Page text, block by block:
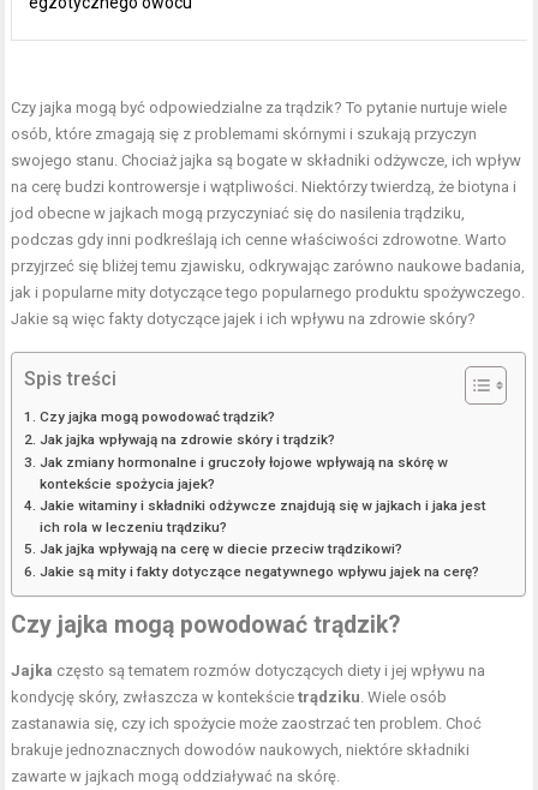
Czy jajka mogą być odpowiedzialne za trądzik? To pytanie nurtuje wiele
osób, które zmagają się z problemami skórnymi i szukają przyczyn
swojego stanu. Chociaż jajka są bogate w składniki odżywcze, ich wpływ
na cerę budzi kontrowersje i wątpliwości. Niektórzy twierdzą, że biotyna i
jod obecne w jajkach mogą przyczyniać się do nasilenia trądziku,
podczas gdy inni podkreślają ich cenne właściwości zdrowotne. Warto
przyjrzeć się bliżej temu zjawisku, odkrywając zarówno naukowe badania,
jak i popularne mity dotyczące tego popularnego produktu spożywczego.
Jakie są więc fakty dotyczące jajek i ich wpływu na zdrowie skóry?
Spis treści
Czy jajka mogą powodować trądzik?
Jak jajka wpływają na zdrowie skóry i trądzik?
Jak zmiany hormonalne i gruczoły łojowe wpływają na skórę w
kontekście spożycia jajek?
Jakie witaminy i składniki odżywcze znajdują się w jajkach i jaka jest
ich rola w leczeniu trądziku?
Jak jajka wpływają na cerę w diecie przeciw trądzikowi?
Jakie są mity i fakty dotyczące negatywnego wpływu jajek na cerę?
Czy jajka mogą powodować trądzik?
Jajka często są tematem rozmów dotyczących diety i jej wpływu na
kondycję skóry, zwłaszcza w kontekścietrądziku . Wiele osób
zastanawia się, czy ich spożycie może zaostrzać ten problem. Choć
brakuje jednoznacznych dowodów naukowych, niektóre składniki
zawarte w jajkach mogą oddziaływać na skórę.